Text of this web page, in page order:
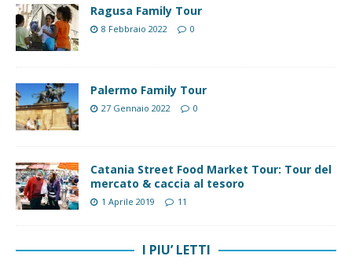
Ragusa Family Tour
8 Febbraio 2022 0
Palermo Family Tour
27 Gennaio 2022 0
Catania Street Food Market Tour: Tour del
mercato & caccia al tesoro
1 Aprile 2019 11
I PIU’ LETTI